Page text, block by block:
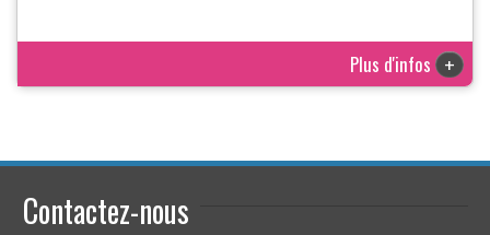
Plus d'infos +
Contactez-nous